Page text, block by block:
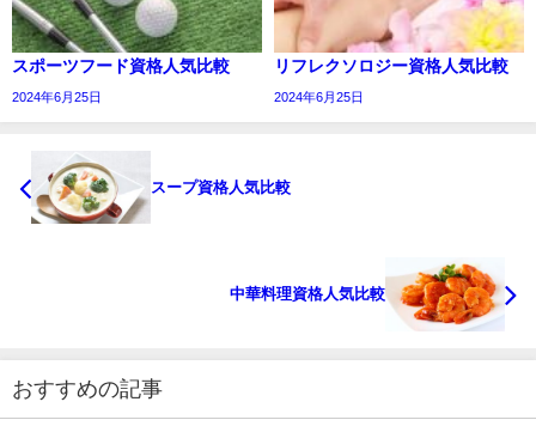
スポーツフード資格人気比較
2024年6月25日
リフレクソロジー資格人気比較
2024年6月25日
スープ資格人気比較
中華料理資格人気比較
おすすめの記事